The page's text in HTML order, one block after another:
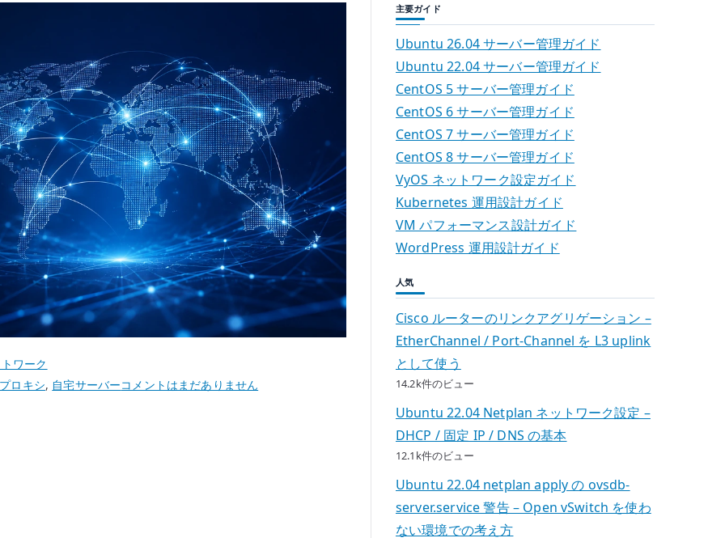
ワーク
ロキシ, 自宅サーバーVPN
コメントはまだありません
主要ガイド
Ubuntu 26.04 サーバー管理ガイド
Ubuntu 22.04 サーバー管理ガイド
CentOS 5 サーバー管理ガイド
CentOS 6 サーバー管理ガイド
CentOS 7 サーバー管理ガイド
CentOS 8 サーバー管理ガイド
VyOS ネットワーク設定ガイド
Kubernetes 運用設計ガイド
VM パフォーマンス設計ガイド
WordPress 運用設計ガイド
人気
Cisco ルーターのリンクアグリゲーション –
EtherChannel / Port-Channel を L3 uplink
として使う
14.2k件のビュー
Ubuntu 22.04 Netplan ネットワーク設定 –
DHCP / 固定 IP / DNS の基本
12.1k件のビュー
Ubuntu 22.04 netplan apply の ovsdb-
server.service 警告 – Open vSwitch を使わ
ない環境での考え方